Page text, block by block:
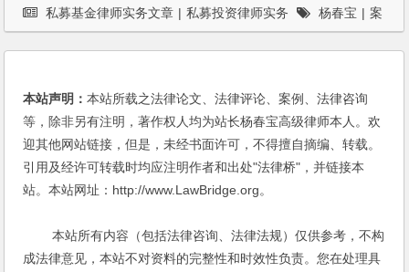
私募基金律师实务文章 | 私募投资律师实务 杨春宝 | 案
本站声明：本站所载之法律论文、法律评论、案例、法律咨询
等，除非另有注明，著作权人均为站长杨春宝高级律师本人。欢
迎其他网站链接，但是，未经书面许可，不得擅自摘编、转载。
引用及经许可转载时均应注明作者和出处"法律桥"，并链接本
站。本站网址：http://www.LawBridge.org。
本站所有内容（包括法律咨询、法律法规）仅供参考，不构
成法律意见，本站不对资料的完整性和时效性负责。您在处理具